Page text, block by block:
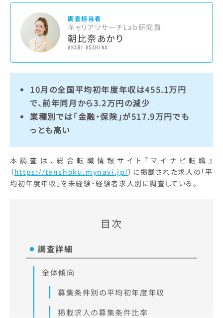
調査担当者
キャリアリサーチLab研究員
朝比奈あかり
AKARI ASAHINA
10月の全国平均初年度年収は455.1万円
で、前年同月から3.2万円の減少
業種別では「金融・保険」が517.9万円でも
っとも高い
本調査は、総合転職情報サイト『マイナビ転職』
（https://tenshoku.mynavi.jp/）に掲載された求人の「平
均初年度年収」を未経験・経験者求人別に調査している。
目次
調査詳細
全体傾向
募集条件別の平均初年度年収
掲載求人の募集条件比率